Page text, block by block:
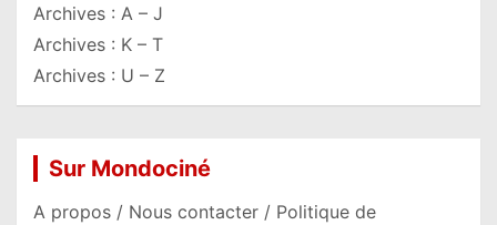
Archives : A – J
Archives : K – T
Archives : U – Z
Sur Mondociné
A propos / Nous contacter / Politique de